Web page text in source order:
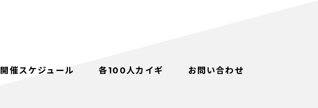
開催スケジュール 各100人カイギ お問い合わせ